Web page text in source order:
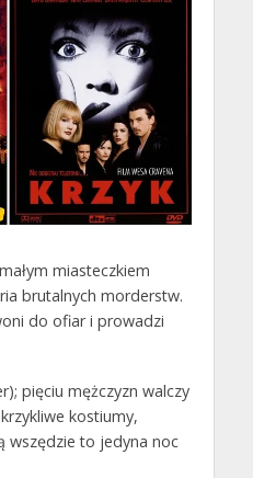
miasteczkiem
brutalnych morderstw.
do ofiar i prowadzi
pięciu mężczyzn walczy
kostiumy,
wszędzie to jedyna noc